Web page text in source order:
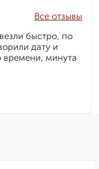
Все отзывы
быстро, по
дату и
времени, минута